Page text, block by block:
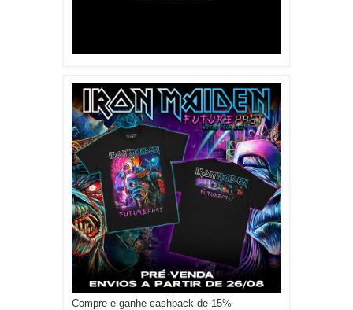
Compre e ganhe cashback de 15%